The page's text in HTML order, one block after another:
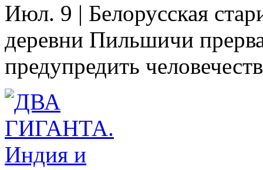
Июл. 9 | Белорусская
деревни Пильшичи
предупредить